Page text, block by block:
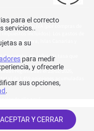
a 70€ con IVA (por compras de
impuestos incluidos). Los gastos de
de Formentera, Islas Canarias y
No refleja la tasa que
registradas el 23/02/2026,
de 1 459 opiniones acumuladas
para el correcto
servicios..
a su
para medir
y ofrecerle
sus opciones,
.
ACEPTAR Y CERRAR